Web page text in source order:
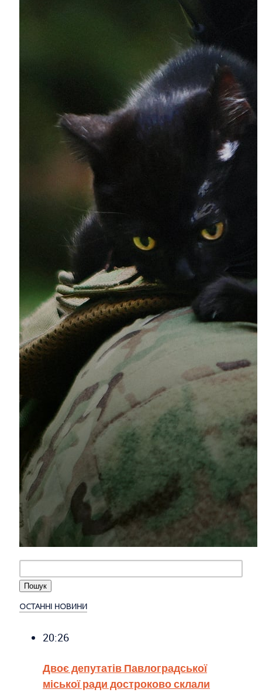
ОСТАННІ НОВИНИ
20:26
Двоє депутатів Павлоградської
міської ради достроково склали